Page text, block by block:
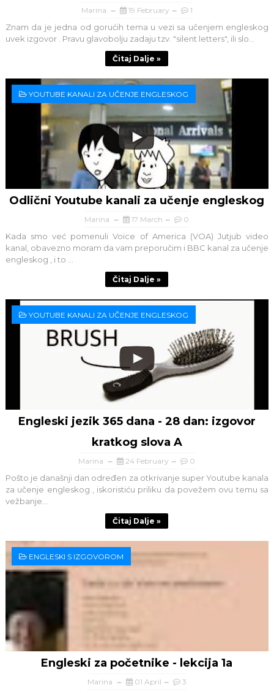
Marina 19 February 1
Znam da je jedna od gorućih tema u vezi sa učenjem engleskog
uvek izgovor . Pravu glavobolju zadaju tzv. "silent letters", ili slo...
Čitaj Dalje »
YOUTUBE KANALI ZA UČENJE ENGLESKOG
Odlični Youtube kanali za učenje engleskog
Marina 17 March 0
Kada smo već pomenuli Voice of America (VOA) Jutjub video
kanal, obavezno moram da vam preporučim i BBC kanal za učenje
engleskog , i to ...
Čitaj Dalje »
YOUTUBE KANALI ZA UČENJE ENGLESKOG
Engleski jezik 365 dana - 28 dan: izgovor
kratkog slova A
Marina 24 February 0
Pošto je današnji dan određen za otkrivanje super Youtube kanala
za učenje engleskog , iskoristiću priliku da povežem ovu temu sa
vežbanje...
Čitaj Dalje »
ENGLESKI S IZGOVOROM
Engleski za početnike - lekcija 1a
Marina 01 April 3